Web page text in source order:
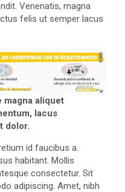
Venenatis, magna
felis ut semper lacus
magna aliquet
lacus
dolor.
id faucibus a.
habitant. Mollis
consectetur. Sit
adipiscing. Amet, nibh